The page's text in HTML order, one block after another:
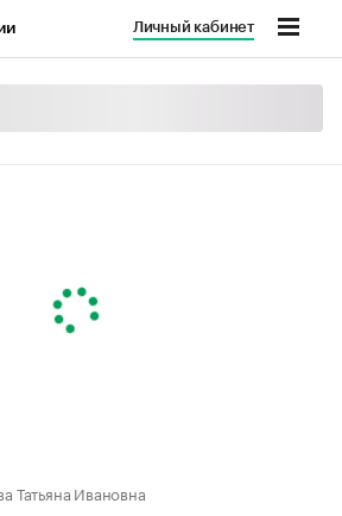
Личный кабинет
Татьяна Ивановна